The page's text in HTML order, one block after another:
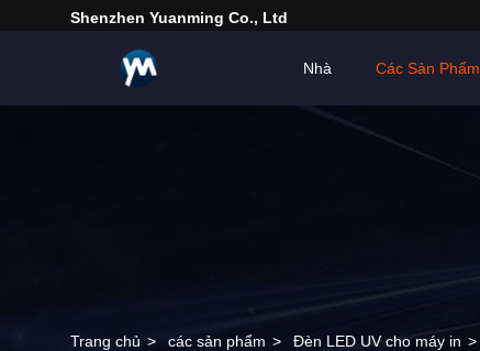
Shenzhen Yuanming Co., Ltd
Nhà Các Sản Phẩm
Trang chủ > các sản phẩm > Đèn LED UV cho máy in >